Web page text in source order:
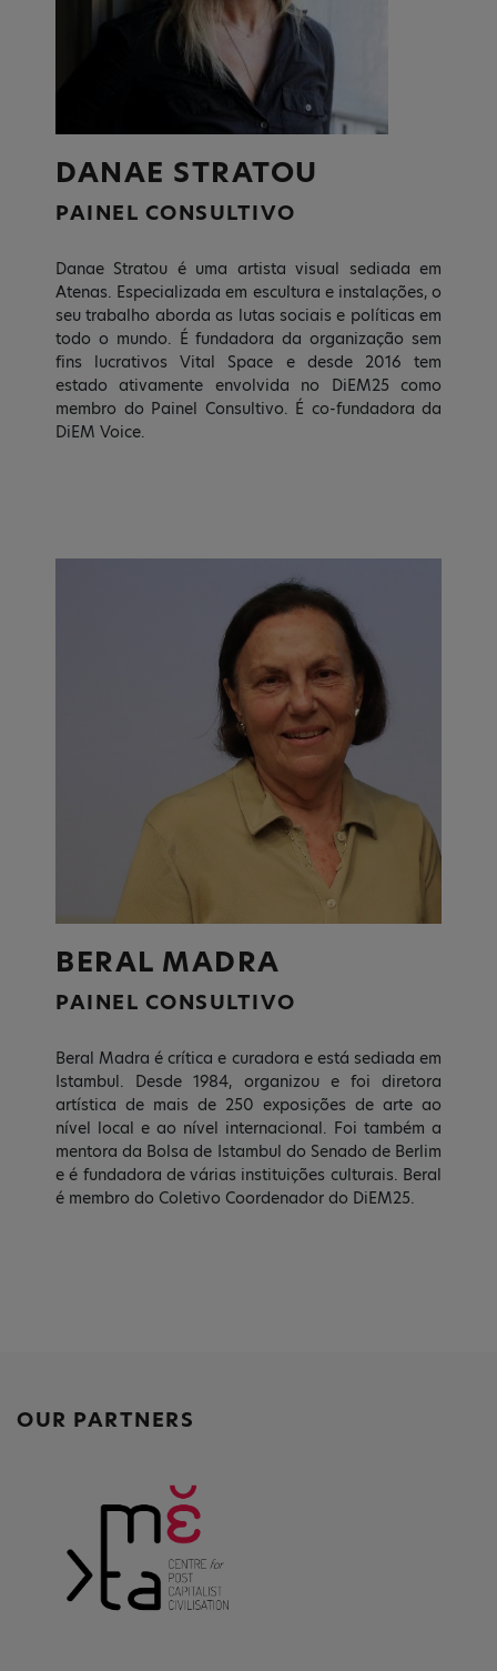
DANAE STRATOU
PAINEL CONSULTIVO
Danae Stratou é uma artista visual sediada em
Atenas. Especializada em escultura e instalações, o
seu trabalho aborda as lutas sociais e políticas em
todo o mundo. É fundadora da organização sem
fins lucrativos Vital Space e desde 2016 tem
estado ativamente envolvida no DiEM25 como
membro do Painel Consultivo. É co-fundadora da
DiEM Voice.
BERAL MADRA
PAINEL CONSULTIVO
Beral Madra é crítica e curadora e está sediada em
Istambul. Desde 1984, organizou e foi diretora
artística de mais de 250 exposições de arte ao
nível local e ao nível internacional. Foi também a
mentora da Bolsa de Istambul do Senado de Berlim
e é fundadora de várias instituições culturais. Beral
é membro do Coletivo Coordenador do DiEM25.
OUR PARTNERS